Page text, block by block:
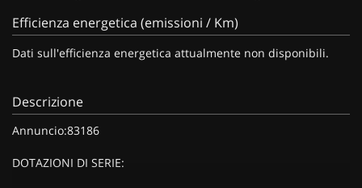
Efficienza energetica (emissioni / Km)
Dati sull'efficienza energetica attualmente non disponibili.
Descrizione
Annuncio:83186
DOTAZIONI DI SERIE: